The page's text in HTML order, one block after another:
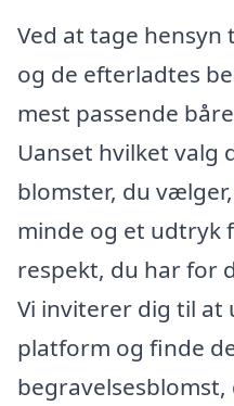
Ved at tage hensyn
og de efterladtes
mest passende
Uanset hvilket valg
blomster, du
minde og et udtryk
respekt, du har for
Vi inviterer dig til at
platform og finde